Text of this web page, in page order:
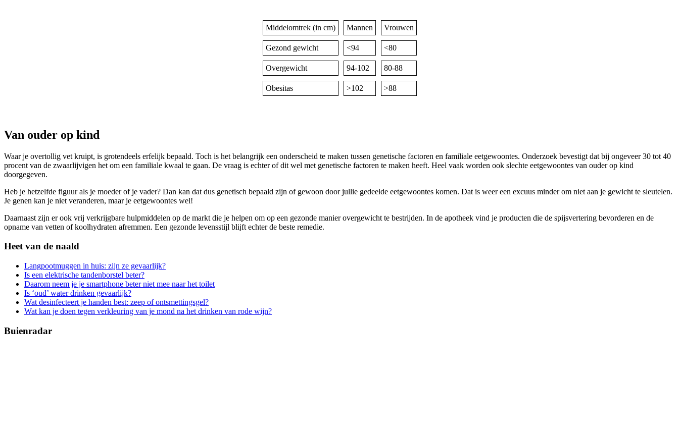
Middelomtrek (in cm) Mannen Vrouwen
Gezond gewicht <94 <80
Overgewicht 94-102 80-88
Obesitas >102 >88
Van ouder op kind
Waar je overtollig vet kruipt, is grotendeels erfelijk bepaald. Toch is het belangrijk een onderscheid te maken tussen genetische factoren en familiale eetgewoontes. Onderzoek bevestigt dat bij ongeveer 30 tot 40
procent van de zwaarlijvigen het om een familiale kwaal te gaan. De vraag is echter of dit wel met genetische factoren te maken heeft. Heel vaak worden ook slechte eetgewoontes van ouder op kind
doorgegeven.
Heb je hetzelfde figuur als je moeder of je vader? Dan kan dat dus genetisch bepaald zijn of gewoon door jullie gedeelde eetgewoontes komen. Dat is weer een excuus minder om niet aan je gewicht te sleutelen.
Je genen kan je niet veranderen, maar je eetgewoontes wel!
Daarnaast zijn er ook vrij verkrijgbare hulpmiddelen op de markt die je helpen om op een gezonde manier overgewicht te bestrijden. In de apotheek vind je producten die de spijsvertering bevorderen en de
opname van vetten of koolhydraten afremmen. Een gezonde levensstijl blijft echter de beste remedie.
Heet van de naald
Langpootmuggen in huis: zijn ze gevaarlijk?
Is een elektrische tandenborstel beter?
Daarom neem je je smartphone beter niet mee naar het toilet
Is ‘oud’ water drinken gevaarlijk?
Wat desinfecteert je handen best: zeep of ontsmettingsgel?
Wat kan je doen tegen verkleuring van je mond na het drinken van rode wijn?
Buienradar